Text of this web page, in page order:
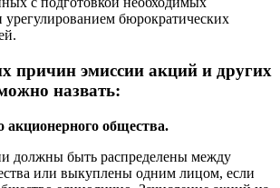
урегулированием бюрократических
причин эмиссии акций и других
назвать:
акционерного общества.
должны быть распределены между
или выкуплены одним лицом, если